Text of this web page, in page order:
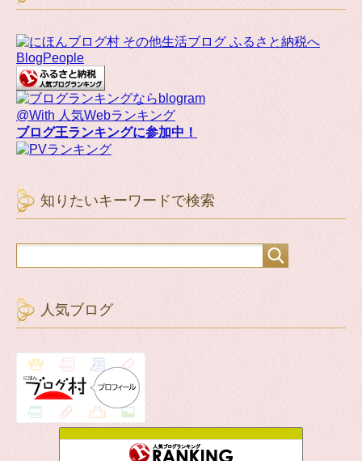
BlogPeople
@With 人気Webランキング
ブログ王ランキングに参加中！
知りたいキーワードで検索
人気ブログ